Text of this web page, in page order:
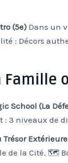
(5e)Dans un
: Décors
Famille
School (La
: 3 niveaux de
Trésor Extérieure
de la Cité. 🗺️